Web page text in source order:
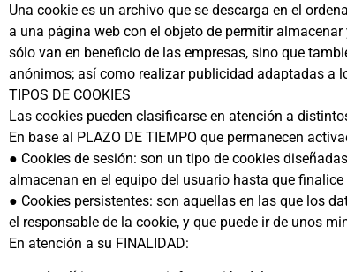
Una cookie es un archivo que se descarga en el
a una página web con el objeto de permitir
sólo van en beneficio de las empresas, sino que
anónimos; así como realizar publicidad adaptadas a
TIPOS DE COOKIES
Las cookies pueden clasificarse en atención a
En base al PLAZO DE TIEMPO que permanecen
● Cookies de sesión: son un tipo de cookies
almacenan en el equipo del usuario hasta que
● Cookies persistentes: son aquellas en las que los
el responsable de la cookie, y que puede ir de unos
En atención a su FINALIDAD: